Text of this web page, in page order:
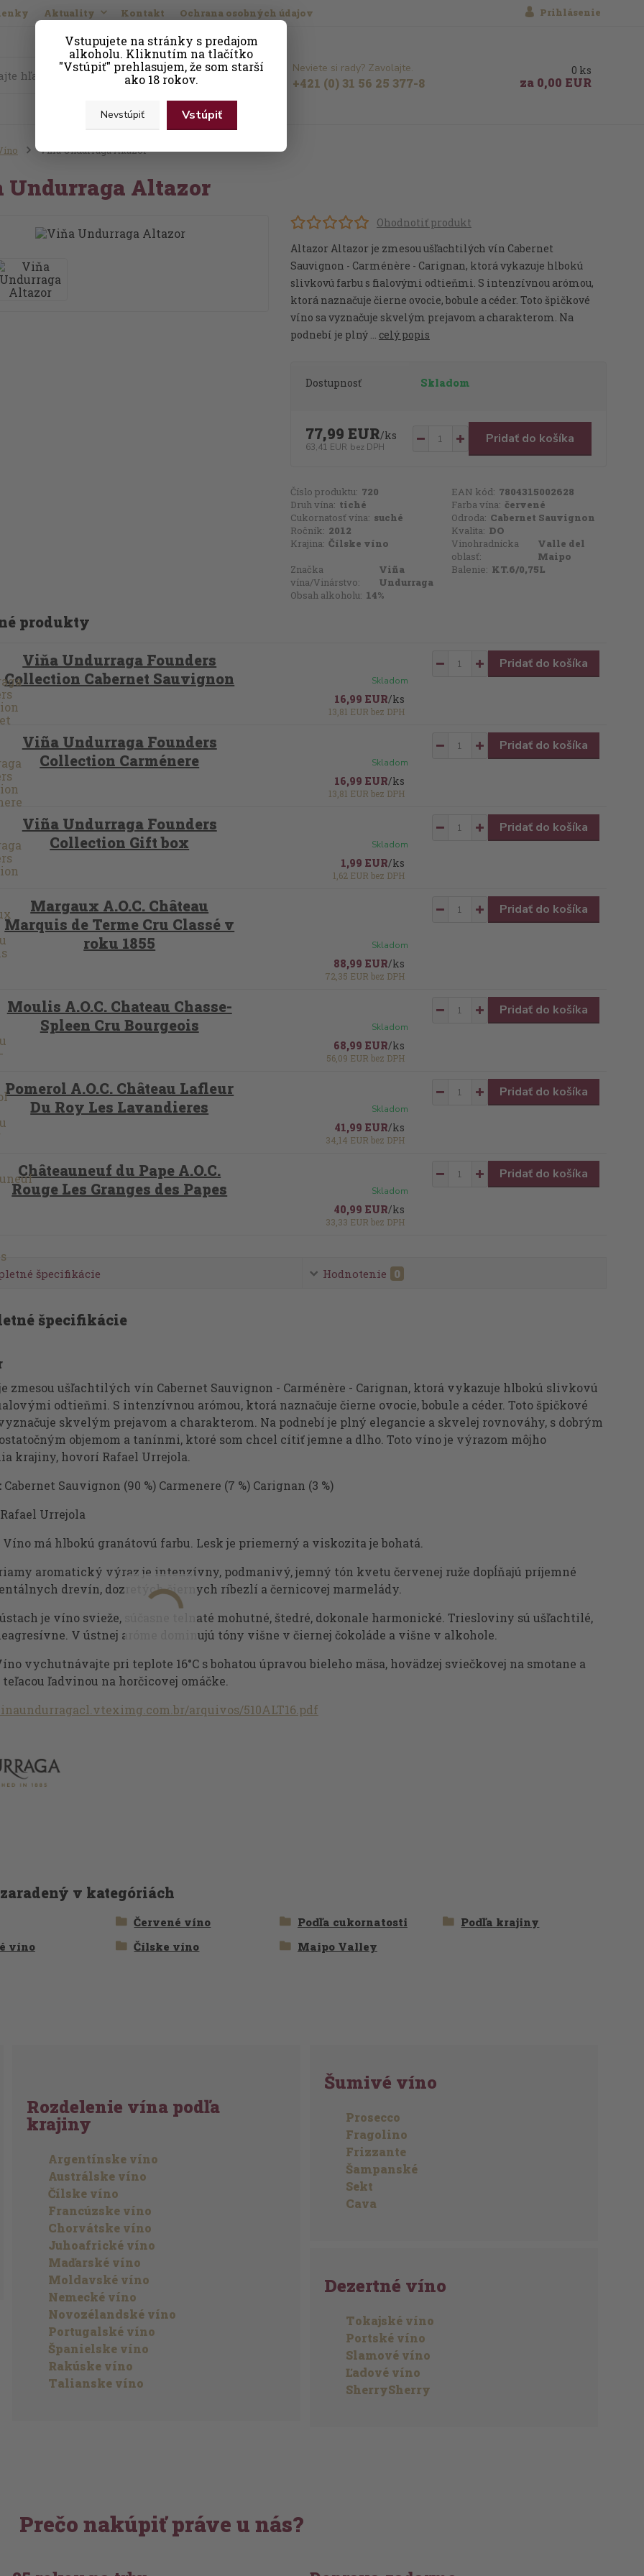
Vstupujete na stránky s predajom
alkoholu. Kliknutím na tlačítko
"Vstúpiť" prehlasujem, že som starší
ako 18 rokov.
Nevstúpiť Vstúpiť
Aktuality Kontakt Ochrana osobných údajov Prihlásenie
Hľadať Neviete si rady? Zavolajte.
+421 (0) 31 56 25 377-8
0 ks
za0,00 EUR
Viňa Undurraga Altazor
Undurraga Altazor
Ohodnotiť produkt
Altazor Altazor je zmesou ušľachtilých vín Cabernet
Sauvignon - Carménère - Carignan, ktorá vykazuje hlbokú
slivkovú farbu s fialovými odtieňmi. S intenzívnou arómou,
ktorá naznačuje čierne ovocie, bobule a céder. Toto špičkové
víno sa vyznačuje skvelým prejavom a charakterom. Na
podnebí je plný ... celý popis
Dostupnosť Skladom
77,99 EUR/ks
63,41 EUR bez DPH
Pridať do košíka
Číslo produktu: 720 EAN kód: 7804315002628
Druh vína: tiché Farba vína: červené
Cukornatosť vína: suché Odroda: Cabernet Sauvignon
Ročník: 2012 Kvalita: DO
Krajina: Čílske víno
Vinohradnícka
oblasť:
Valle del
Maipo
Značka
vína/Vinárstvo:
Viña
Undurraga
Balenie: KT.6/0,75L
Obsah alkoholu: 14%
produkty
Viňa Undurraga Founders
Collection Cabernet Sauvignon
16,99 EUR/ks
13,81 EURbez DPH
Skladom
Pridať do košíka
Viña Undurraga Founders
Collection Carménere
16,99 EUR/ks
13,81 EURbez DPH
Skladom
Pridať do košíka
Viña Undurraga Founders
Collection Gift box
1,99 EUR/ks
1,62 EURbez DPH
Skladom
Pridať do košíka
Margaux A.O.C. Château
Marquis de Terme Cru Classé v
roku 1855
88,99 EUR/ks
72,35 EURbez DPH
Skladom
Pridať do košíka
Moulis A.O.C. Chateau Chasse-
Spleen Cru Bourgeois
68,99 EUR/ks
56,09 EURbez DPH
Skladom
Pridať do košíka
Pomerol A.O.C. Château Lafleur
Du Roy Les Lavandieres
41,99 EUR/ks
34,14 EURbez DPH
Skladom
Pridať do košíka
Châteauneuf du Pape A.O.C.
Rouge Les Granges des Papes
40,99 EUR/ks
33,33 EURbez DPH
Skladom
Pridať do košíka
špecifikácie Hodnotenie 0
špecifikácie
zmesou ušľachtilých vín Cabernet Sauvignon - Carménère - Carignan, ktorá vykazuje hlbokú slivkovú
odtieňmi. S intenzívnou arómou, ktorá naznačuje čierne ovocie, bobule a céder. Toto špičkové
skvelým prejavom a charakterom. Na podnebí je plný elegancie a skvelej rovnováhy, s dobrým
objemom a tanínmi, ktoré som chcel cítiť jemne a dlho. Toto víno je výrazom môjho
krajiny, hovorí Rafael Urrejola.
Cabernet Sauvignon (90 %) Carmenere (7 %) Carignan (3 %)
Urrejola
Víno má hlbokú granátovú farbu. Lesk je priemerný a viskozita je bohatá.
aromatický výraz je intenzívny, podmanivý, jemný tón kvetu červenej ruže dopĺňajú príjemné
drevín, dozretých čiernych ríbezlí a černicovej marmelády.
je víno svieže, súčasne telnaté mohutné, štedré, dokonale harmonické. Triesloviny sú ušľachtilé,
V ústnej aróme dominujú tóny višne v čiernej čokoláde a višne v alkohole.
vychutnávajte pri teplote 16°C s bohatou úpravou bieleho mäsa, hovädzej sviečkovej na smotane a
teľacou ľadvinou na horčicovej omáčke.
arquivos/510ALT16.pdf
v kategóriách
Červené víno Podľa cukornatosti
Podľa krajiny
víno
Čílske víno Maipo Valley
Rozdelenie vína podľa
krajiny
Argentínske víno
Austrálske víno
Čílske víno
Francúzske víno
Chorvátske víno
Juhoafrické víno
Maďarské víno
Moldavské víno
Nemecké víno
Novozélandské víno
Portugalské víno
Španielske víno
Rakúske víno
Talianske víno
Šumivé víno
Prosecco
Fragolino
Frizzante
Šampanské
Sekt
Cava
Dezertné víno
Tokajské víno
Portské víno
Slamové víno
Ľadové víno
SherrySherry
Prečo nakúpiť práve u nás?